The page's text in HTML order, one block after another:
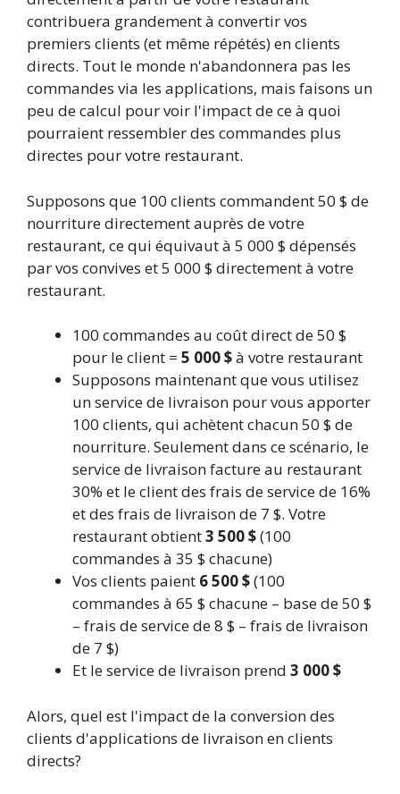
contribuera grandement à convertir vos
premiers clients (et même répétés) en clients
directs. Tout le monde n'abandonnera pas les
commandes via les applications, mais faisons un
peu de calcul pour voir l'impact de ce à quoi
pourraient ressembler des commandes plus
directes pour votre restaurant.
Supposons que 100 clients commandent 50 $ de
nourriture directement auprès de votre
restaurant, ce qui équivaut à 5 000 $ dépensés
par vos convives et 5 000 $ directement à votre
restaurant.
100 commandes au coût direct de 50 $
pour le client = 5 000 $à votre restaurant
Supposons maintenant que vous utilisez
un service de livraison pour vous apporter
100 clients, qui achètent chacun 50 $ de
nourriture. Seulement dans ce scénario, le
service de livraison facture au restaurant
30% et le client des frais de service de 16%
et des frais de livraison de 7 $. Votre
restaurant obtient3 500 $(100
commandes à 35 $ chacune)
Vos clients paient 6 500 $(100
commandes à 65 $ chacune – base de 50 $
– frais de service de 8 $ – frais de livraison
de 7 $)
Et le service de livraison prend 3 000 $
Alors, quel est l'impact de la conversion des
clients d'applications de livraison en clients
directs?